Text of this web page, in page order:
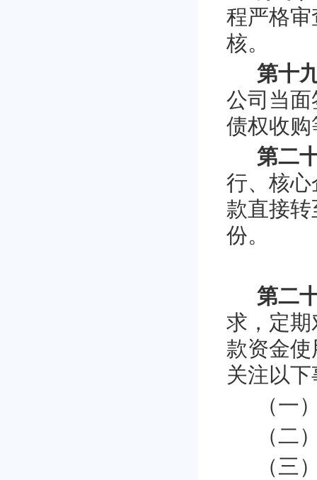
程严格
核。
第十
公司当
债权收
第二
行、核
款直接
份。
第二
求，定
款资金
关注以
（一
（二
（三